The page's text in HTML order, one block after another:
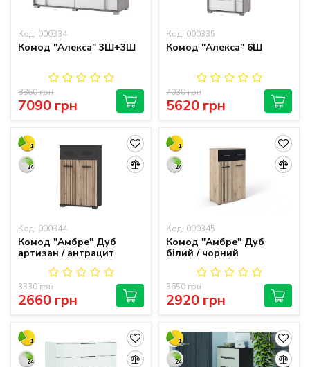
Код: 000334
Комод "Алекса" 3Ш+3Ш
7090 грн
8860 грн
Код: 000335
Комод "Алекса" 6Ш
5620 грн
7030 грн
1
24
Код: 000344
Комод "Амбре" Дуб
артизан / антрацит
2660 грн
3330 грн
1
24
Код: 000345
Комод "Амбре" Дуб
білий / чорний
2920 грн
3650 грн
1
24
1
24